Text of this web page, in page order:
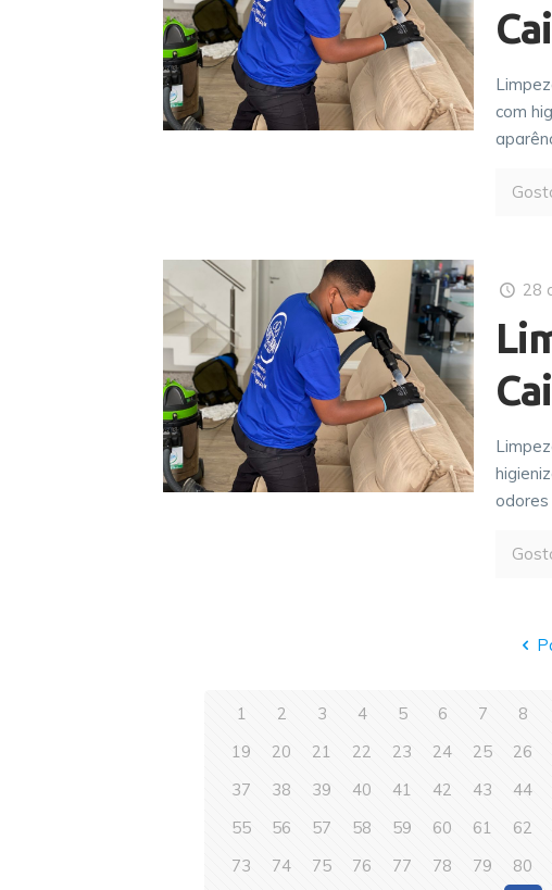
com
28
1 2 3 4 5 6 7 8
19
20 21 22 23 24 25 26
37
38 39 40 41 42 43 44
55
56 57 58 59 60 61 62
73
74 75 76 77 78 79 80